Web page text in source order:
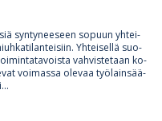
syn­ty­nee­seen so­puun yh­tei­
Yh­tei­sellä suo­
vah­vis­te­taan ko­
voi­massa ole­vaa työ­lain­sää­